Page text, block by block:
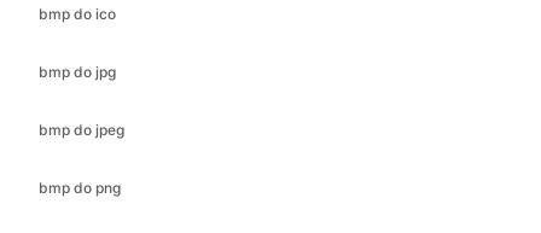
bmp do jpeg
bmp do png
bmp do pdf
bmp do svg